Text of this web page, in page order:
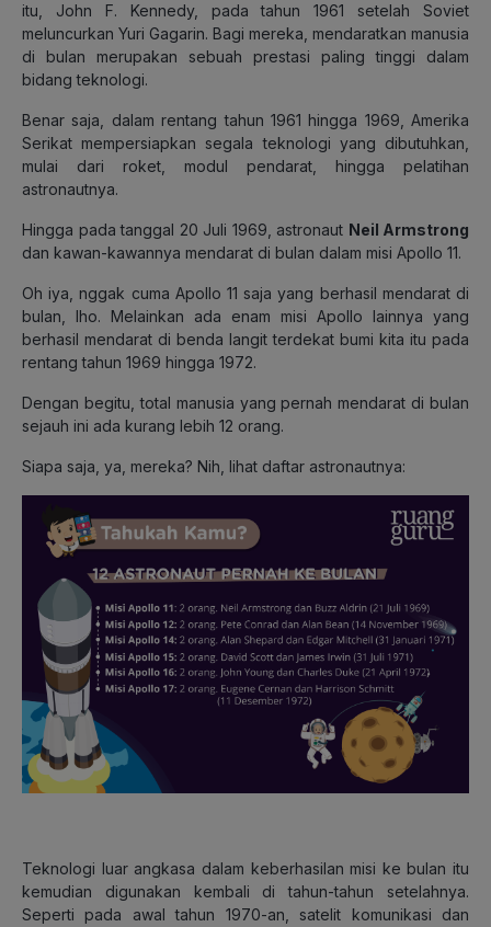
itu, John F. Kennedy, pada tahun 1961 setelah Soviet
meluncurkan Yuri Gagarin. Bagi mereka, mendaratkan manusia
di bulan merupakan sebuah prestasi paling tinggi dalam
bidang teknologi.
Benar saja, dalam rentang tahun 1961 hingga 1969, Amerika
Serikat mempersiapkan segala teknologi yang dibutuhkan,
mulai dari roket, modul pendarat, hingga pelatihan
astronautnya.
Hingga pada tanggal 20 Juli 1969, astronaut Neil Armstrong
dan kawan-kawannya mendarat di bulan dalam misi Apollo 11.
Oh iya, nggak cuma Apollo 11 saja yang berhasil mendarat di
bulan, lho. Melainkan ada enam misi Apollo lainnya yang
berhasil mendarat di benda langit terdekat bumi kita itu pada
rentang tahun 1969 hingga 1972.
Dengan begitu, total manusia yang pernah mendarat di bulan
sejauh ini ada kurang lebih 12 orang.
Siapa saja, ya, mereka? Nih, lihat daftar astronautnya:
Teknologi luar angkasa dalam keberhasilan misi ke bulan itu
kemudian digunakan kembali di tahun-tahun setelahnya.
Seperti pada awal tahun 1970-an, satelit komunikasi dan